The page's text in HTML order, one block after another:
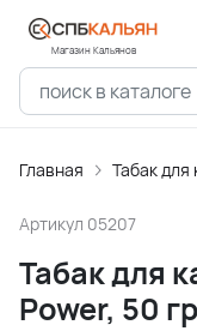
Магазин Кальянов
Главная Табак для
Артикул 05207
Табак для
Power, 50 гр